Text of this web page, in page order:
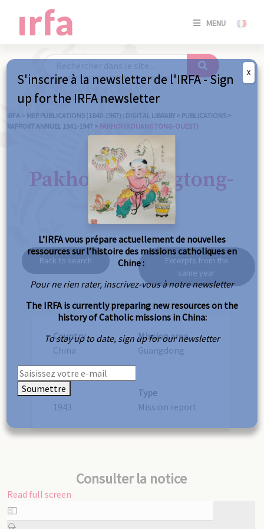
MENU
SE
/
IRFA > MEP PUBLICATIONS (1840-1967) : DIGITAL LIBRARY > PUBLICATIONS >
RAPPORT ANNUEL 1941-1947 > PAKHOÏ (KOUANGTONG-OUEST)
Pakhoï (Kouangtong-
Ouest)
Back to search
Excerpts from the
same year
Country
China
Mission area
Guangdong
Year
1943
Type
Mission report
Consulter la notice
Read full screen
Skip
to
S'inscrire à la newsletter de l'IRFA - Sign
up for the IRFA newsletter
L’IRFA vous prépare actuellement de nouvelles
ressources sur l’histoire des missions catholiques en
Chine :
Pour ne rien rater, inscrivez-vous à notre newsletter
The IRFA is currently preparing new resources on the
history of Catholic missions in China:
To stay up to date, sign up for our newsletter
Soumettre
X